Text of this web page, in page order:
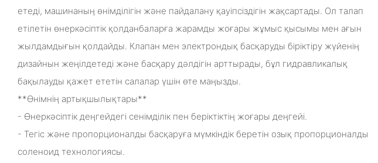
етеді, машинаның өнімділігін және пайдалану қауіпсіздігін жақсартады. Ол талап
етілетін өнеркәсіптік қолданбаларға жарамды жоғары жұмыс қысымы мен ағын
жылдамдығын қолдайды. Клапан мен электрондық басқаруды біріктіру жүйенің
дизайнын жеңілдетеді және басқару дәлдігін арттырады, бұл гидравликалық
бақылауды қажет ететін салалар үшін өте маңызды.
**Өнімнің артықшылықтары**
- Өнеркәсіптік деңгейдегі сенімділік пен беріктіктің жоғары деңгейі.
- Тегіс және пропорционалды басқаруға мүмкіндік беретін озық пропорционалды
соленоид технологиясы.